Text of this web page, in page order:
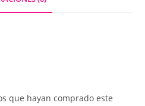
que hayan comprado este